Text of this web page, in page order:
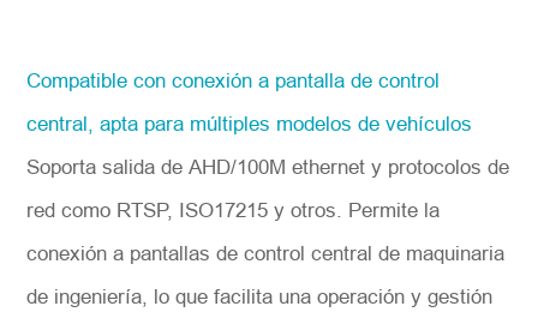
Compatible con conexión a pantalla de control
central, apta para múltiples modelos de vehículos
Soporta salida de AHD/100M ethernet y protocolos de
red como RTSP, ISO17215 y otros. Permite la
conexión a pantallas de control central de maquinaria
de ingeniería, lo que facilita una operación y gestión